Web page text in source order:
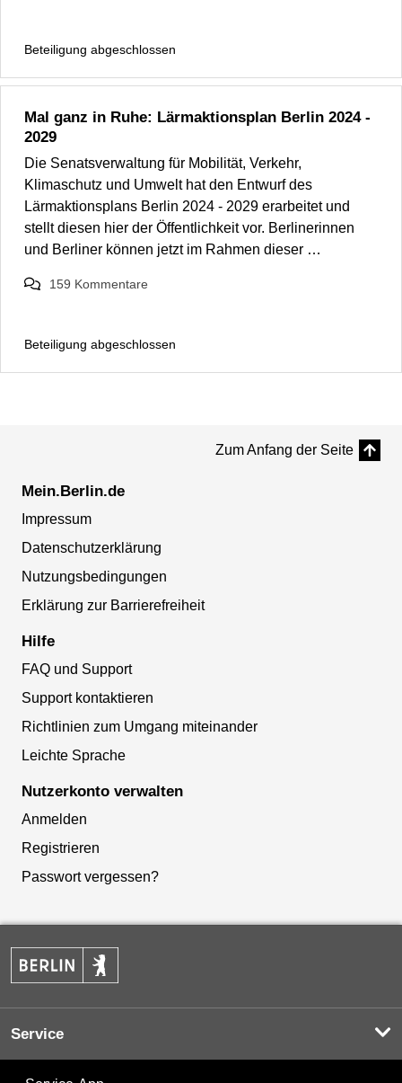
Beteiligung abgeschlossen
Mal ganz in Ruhe: Lärmaktionsplan Berlin 2024 -
2029
Die Senatsverwaltung für Mobilität, Verkehr,
Klimaschutz und Umwelt hat den Entwurf des
Lärmaktionsplans Berlin 2024 - 2029 erarbeitet und
stellt diesen hier der Öffentlichkeit vor. Berlinerinnen
und Berliner können jetzt im Rahmen dieser …
159 Kommentare
Beteiligung abgeschlossen
Zum Anfang der Seite
Mein.Berlin.de
Impressum
Datenschutzerklärung
Nutzungsbedingungen
Erklärung zur Barrierefreiheit
Hilfe
FAQ und Support
Support kontaktieren
Richtlinien zum Umgang miteinander
Leichte Sprache
Nutzerkonto verwalten
Anmelden
Registrieren
Passwort vergessen?
Service